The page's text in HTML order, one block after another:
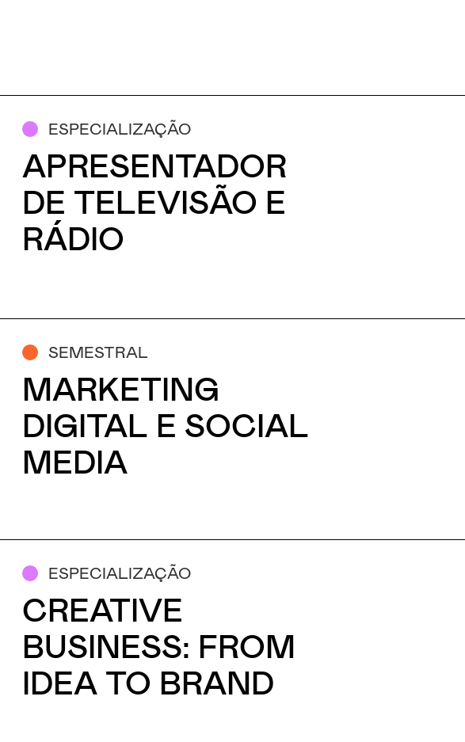
ESPECIALIZAÇÃO
APRESENTADOR
DE TELEVISÃO E
RÁDIO
SEMESTRAL
MARKETING
DIGITAL E SOCIAL
MEDIA
ESPECIALIZAÇÃO
CREATIVE
BUSINESS: FROM
IDEA TO BRAND